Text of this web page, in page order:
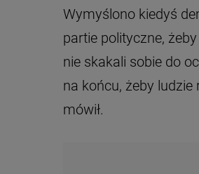
Wymyślono kiedyś
partie polityczne,
nie skakali sobie do
na końcu, żeby
mówił.